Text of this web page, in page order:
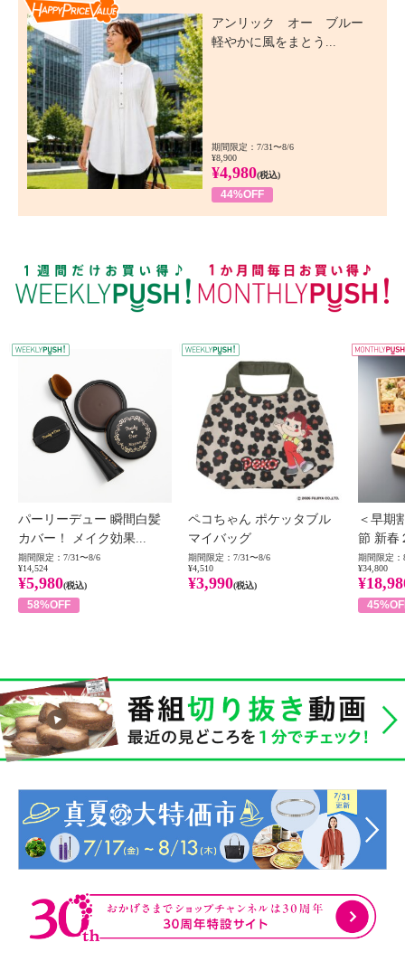
アンリック オー ブルー
軽やかに風をまとう...
期間限定：7/31〜8/6
¥8,900
¥4,980(税込)
44%OFF
WEEKLY PUSH
パーリーデュー 瞬間白髪
カバー！ メイク効果...
期間限定：7/31〜8/6
¥14,524
¥5,980(税込)
58%OFF
ペコちゃん ポケッタブル
マイバッグ
期間限定：7/31〜8/6
¥4,510
¥3,990(税込)
＜早期
節 新春
期間限定：
¥34,800